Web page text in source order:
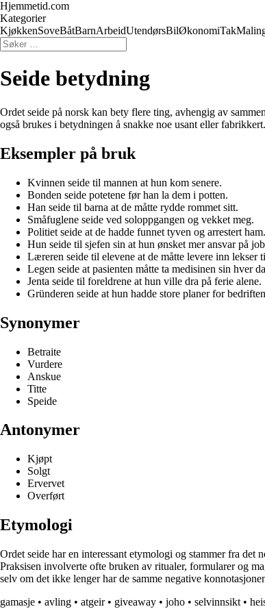
Hjemmetid.com
Kategorier
KjøkkenSoveBåtBarnArbeidUtendørsBilØkonomiTak
Seide betydning
Ordet seide på norsk kan bety flere ting, avhengig av
også brukes i betydningen å snakke noe usant eller
Eksempler på bruk
Kvinnen seide til mannen at hun kom senere.
Bonden seide potetene før han la dem i potten.
Han seide til barna at de måtte rydde rommet sitt.
Småfuglene seide ved soloppgangen og vekket meg.
Politiet seide at de hadde funnet tyven og arrestert ham.
Hun seide til sjefen sin at hun ønsket mer ansvar på
Læreren seide til elevene at de måtte levere inn lekser
Legen seide at pasienten måtte ta medisinen sin hver
Jenta seide til foreldrene at hun ville dra på ferie alene.
Gründeren seide at hun hadde store planer for
Synonymer
Betraite
Vurdere
Anskue
Titte
Speide
Antonymer
Kjøpt
Solgt
Ervervet
Overført
Etymologi
Ordet seide har en interessant etymologi og stammer fra
Praksisen involverte ofte bruken av ritualer, formularer og
selv om det ikke lenger har de samme negative
gamasje • avling • atgeir• giveaway • joho • selvinnsikt •